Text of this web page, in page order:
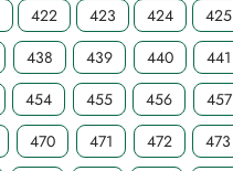
422 423 424
425
438 439 440
441
454 455 456
457
470 471 472
473